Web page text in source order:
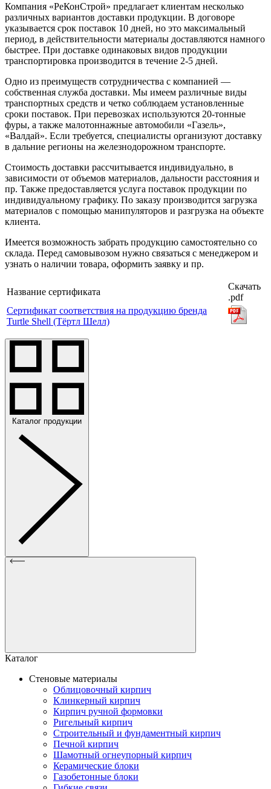
Компания «РеКонСтрой» предлагает клиентам несколько
различных вариантов доставки продукции. В договоре
указывается срок поставок 10 дней, но это максимальный
период, в действительности материалы доставляются намного
быстрее. При доставке одинаковых видов продукции
транспортировка производится в течение 2-5 дней.
Одно из преимуществ сотрудничества с компанией —
собственная служба доставки. Мы имеем различные виды
транспортных средств и четко соблюдаем установленные
сроки поставок. При перевозках используются 20-тонные
фуры, а также малотоннажные автомобили «Газель»,
«Валдай». Если требуется, специалисты организуют доставку
в дальние регионы на железнодорожном транспорте.
Стоимость доставки рассчитывается индивидуально, в
зависимости от объемов материалов, дальности расстояния и
пр. Также предоставляется услуга поставок продукции по
индивидуальному графику. По заказу производится загрузка
материалов с помощью манипуляторов и разгрузка на объекте
клиента.
Имеется возможность забрать продукцию самостоятельно со
склада. Перед самовывозом нужно связаться с менеджером и
узнать о наличии товара, оформить заявку и пр.
Название сертификата
Скачать
.pdf
Сертификат соответствия на продукцию бренда
Turtle Shell (Тёртл Шелл)
Каталог продукции
Каталог
Стеновые материалы
Облицовочный кирпич
Клинкерный кирпич
Кирпич ручной формовки
Ригельный кирпич
Строительный и фундаментный кирпич
Печной кирпич
Шамотный огнеупорный кирпич
Керамические блоки
Газобетонные блоки